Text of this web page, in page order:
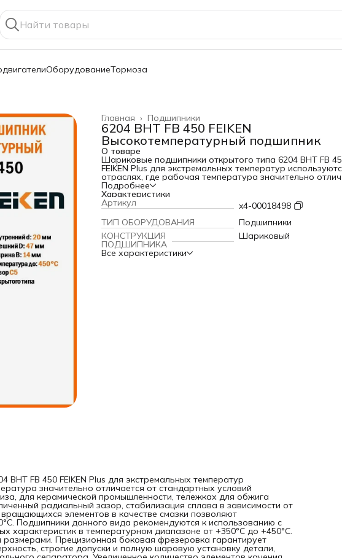
ОборудованиеТормоза
Подшипники
Главная ›
6204 BHT FB 450 FEIKEN
Высокотемпературный подшипник
О товаре
Шариковые подшипники открытого типа 6204 BHT FB
FEIKEN Plus для экстремальных температур
отраслях, где рабочая температура значительно
от стандартных условий эксплуатации. Например, в
пиролиза, для керамической промышленности, тележках
обжига кирпича, в сталелитейной отрасли и пр.
радиальный зазор, стабилизация сплава в зависимости
сферы применения, керамическое покрытие
элементов в качестве смазки позволяют
детали в условиях до +450°C. Подшипники данного вида
рекомендуются к использованию с эффективным
эксплуатационных характеристик в температурном
Подробнее
Характеристики
Артикул
x4-00018498
ТИП ОБОРУДОВАНИЯ
Подшипники
КОНСТРУКЦИЯ
ПОДШИПНИКА
Шариковый
Все характеристики
FB 450 FEIKEN Plus для экстремальных температур
значительно отличается от стандартных условий
для керамической промышленности, тележках для обжига
радиальный зазор, стабилизация сплава в зависимости от
элементов в качестве смазки позволяют
Подшипники данного вида рекомендуются к использованию с
характеристик в температурном диапазоне от +350°C до +450°C.
Прецизионная боковая фрезеровка гарантирует
строгие допуски и полную шаровую установку детали,